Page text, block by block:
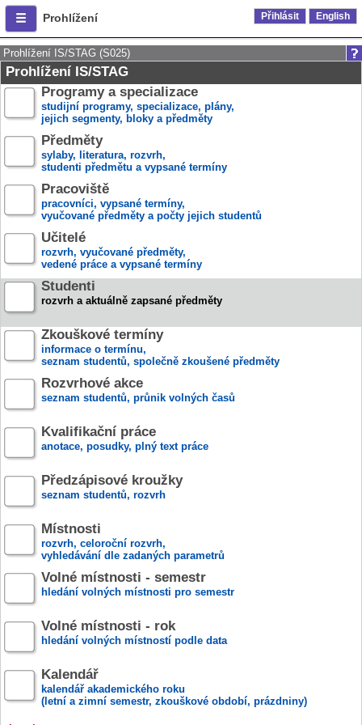
Prohlížení Přihlásit English
Prohlížení IS/STAG (S025)
Prohlížení IS/STAG
Programy a specializace
studijní programy, specializace, plány,
jejich segmenty, bloky a předměty
Předměty
sylaby, literatura, rozvrh,
studenti předmětu a vypsané termíny
Pracoviště
pracovníci, vypsané termíny,
vyučované předměty a počty jejich studentů
Učitelé
rozvrh, vyučované předměty,
vedené práce a vypsané termíny
Studenti
rozvrh a aktuálně zapsané předměty
Zkouškové termíny
informace o termínu,
seznam studentů, společně zkoušené předměty
Rozvrhové akce
seznam studentů, průnik volných časů
Kvalifikační práce
anotace, posudky, plný text práce
Předzápisové kroužky
seznam studentů, rozvrh
Místnosti
rozvrh, celoroční rozvrh,
vyhledávání dle zadaných parametrů
Volné místnosti - semestr
hledání volných místnosti pro semestr
Volné místnosti - rok
hledání volných místností podle data
Kalendář
kalendář akademického roku
(letní a zimní semestr, zkouškové období, prázdniny)